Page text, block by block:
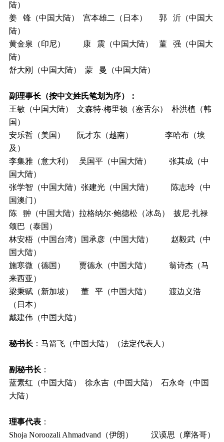
陆）
姜 锋（中国大陆） 宫本雄二（日本） 郭 沂（中国大
陆）
黄金泉（印尼） 康 震（中国大陆） 董 强（中国大
陆）
舒大刚（中国大陆） 蒙 曼（中国大陆）
副理事长（按中文姓氏笔划为序）：
王敏（中国大陆） 文森特·梅里顿（塞舌尔） 朴洪植（韩
国）
安乐哲（美国） 阮才东（越南） 李哈布（埃
及）
李集雅（意大利） 吴国平（中国大陆） 张其成（中
国大陆）
张学智（中国大陆）张建光（中国大陆） 陈志玲（中
国澳门）
陈 翀（中国大陆）拉格纳尔·鲍德松（冰岛） 披尼·扎禄
颂巴（泰国）
林安梧（中国台湾）国承彦（中国大陆） 赵毅武（中
国大陆）
施寒微（德国） 贾德永（中国大陆） 翁诗杰（马
来西亚）
梁秉赋（新加坡） 董 平（中国大陆） 渡边义浩
（日本）
戴建伟（中国大陆）
秘书长：马箭飞（中国大陆）（法定代表人）
副秘书长：
蓝素红（中国大陆） 徐永吉（中国大陆） 石永奇（中国
大陆）
理事代表：
Shoja Noroozali Ahmadvand（伊朗） 汉谟思（摩洛哥）